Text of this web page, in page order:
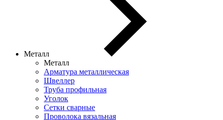
Металл
Металл
Арматура металлическая
Швеллер
Труба профильная
Уголок
Сетки сварные
Проволока вязальная